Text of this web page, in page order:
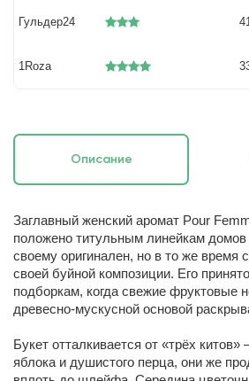
Гульдер24
1Roza
Описание
Заглавный женский аромат Pour
положено титульным линейкам
своему оригинален, но в то же время
своей буйной композиции. Его
подборкам, когда свежие фруктовые
древесно-мускусной основой
Букет отталкивается от «трёх
яблока и душистого перца, они же